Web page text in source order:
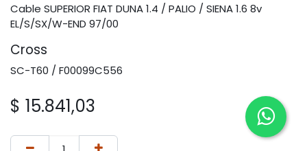
Cable SUPERIOR FIAT DUNA 1.4 / PALIO / SIENA 1.6 8v
EL/S/SX/W-END 97/00
Cross
SC-T60 / F00099C556
$ 15.841,03